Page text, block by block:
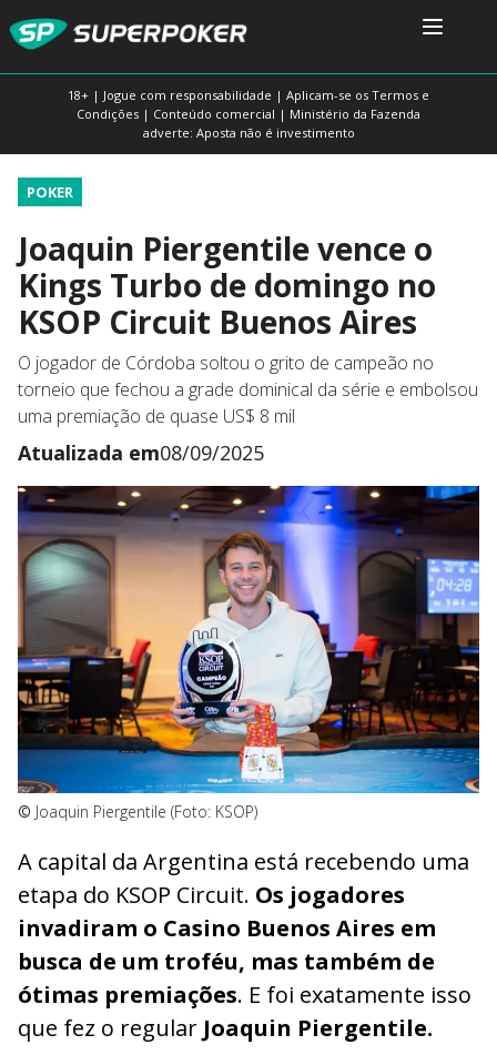
18+ | Jogue com responsabilidade | Aplicam-se os Termos e
Condições | Conteúdo comercial | Ministério da Fazenda
adverte: Aposta não é investimento
POKER
Joaquin Piergentile vence o
Kings Turbo de domingo no
KSOP Circuit Buenos Aires
O jogador de Córdoba soltou o grito de campeão no
torneio que fechou a grade dominical da série e embolsou
uma premiação de quase US$ 8 mil
Atualizada em08/09/2025
© Joaquin Piergentile (Foto: KSOP)
A capital da Argentina está recebendo uma
etapa do KSOP Circuit. Os jogadores
invadiram o Casino Buenos Aires em
busca de um troféu, mas também de
ótimas premiações. E foi exatamente isso
que fez o regular Joaquin Piergentile.